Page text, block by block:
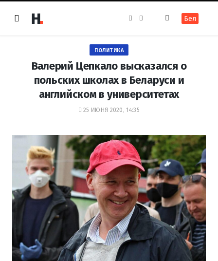
e
k
t
a
m
Бел
ПОЛИТИКА
Валерий Цепкало высказался о
польских школах в Беларуси и
английском в университетах
25 ИЮНЯ 2020, 14:35